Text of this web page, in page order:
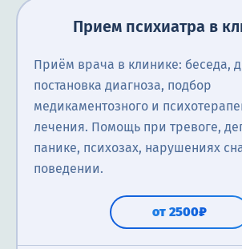
Прием психиатра в
Приём врача в клинике: беседа,
постановка диагноза, подбор
медикаментозного и
лечения. Помощь при тревоге,
панике, психозах, нарушениях
поведении.
от 2500₽